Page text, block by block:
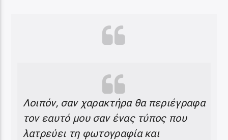
Λοιπόν, σαν χαρακτήρα θα περιέγραφα
τον εαυτό μου σαν ένας τύπος που
λατρεύει τη φωτογραφία και